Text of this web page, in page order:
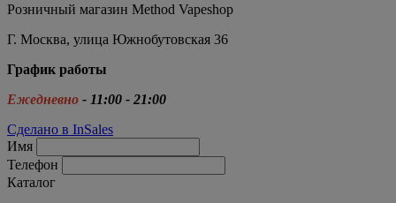
Розничный магазин Method Vapeshop
Г. Москва, улица Южнобутовская 36
График работы
Ежедневно - 11:00 - 21:00
Сделано в InSales
Имя
Телефон
Каталог